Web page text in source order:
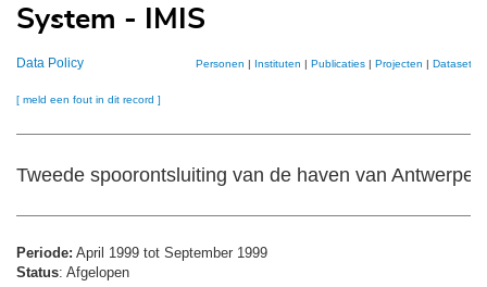
System - IMIS
Data Policy Personen | Instituten | Publicaties | Projecten | Datasets
[ meld een fout in dit record ]
Tweede spoorontsluiting van de haven van
Periode: April 1999 tot September 1999
Status: Afgelopen